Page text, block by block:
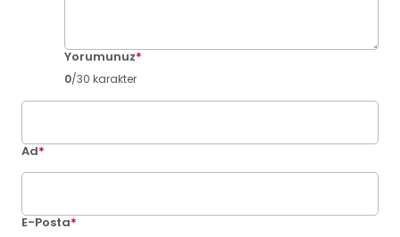
Yorumunuz*
0/30 karakter
Ad*
E-Posta*